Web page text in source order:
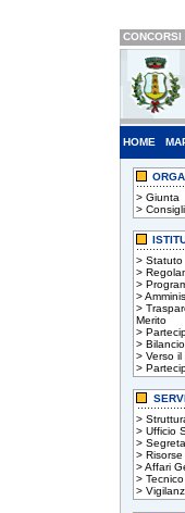
HOME
> Giunta
>
> Statuto
>
>
>
>
Merito
>
> Bilancio
> Verso il
>
>
> Ufficio
>
>
>Affari
> Tecnico
>